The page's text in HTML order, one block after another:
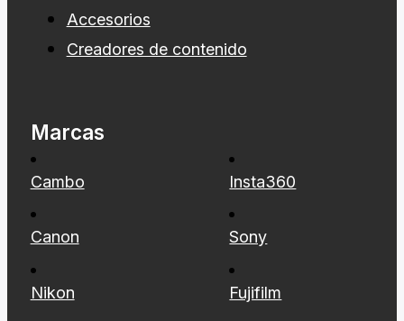
Accesorios
Creadores de contenido
Marcas
Cambo Insta360
Canon Sony
Nikon Fujifilm